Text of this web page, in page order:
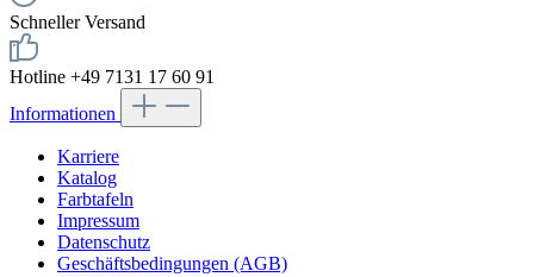
Schneller Versand
Hotline +49 7131 17 60 91
Informationen
Karriere
Katalog
Farbtafeln
Impressum
Datenschutz
Geschäftsbedingungen (AGB)